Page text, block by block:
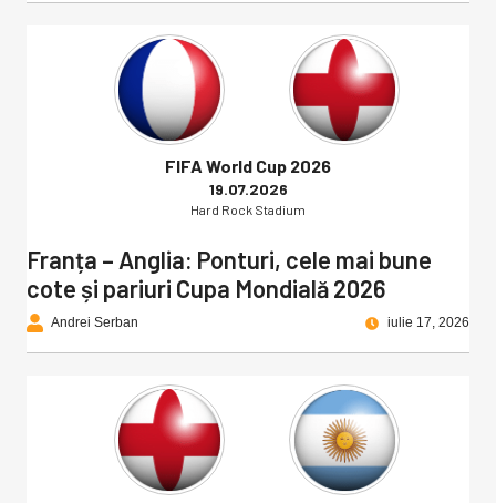
FIFA World Cup 2026
19.07.2026
Hard Rock Stadium
Franța – Anglia: Ponturi, cele mai bune
cote și pariuri Cupa Mondială 2026
Andrei Serban iulie 17, 2026